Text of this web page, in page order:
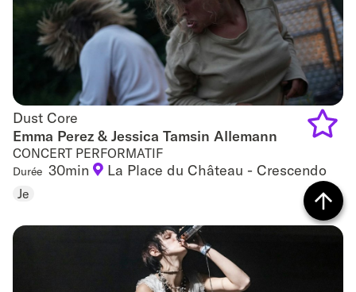
Dust Core
Dust Core
Emma Perez & Jessica Tamsin Allemann
CONCERT PERFORMATIF
Durée 30min La Place du Château - Crescendo
Je
to
Retour